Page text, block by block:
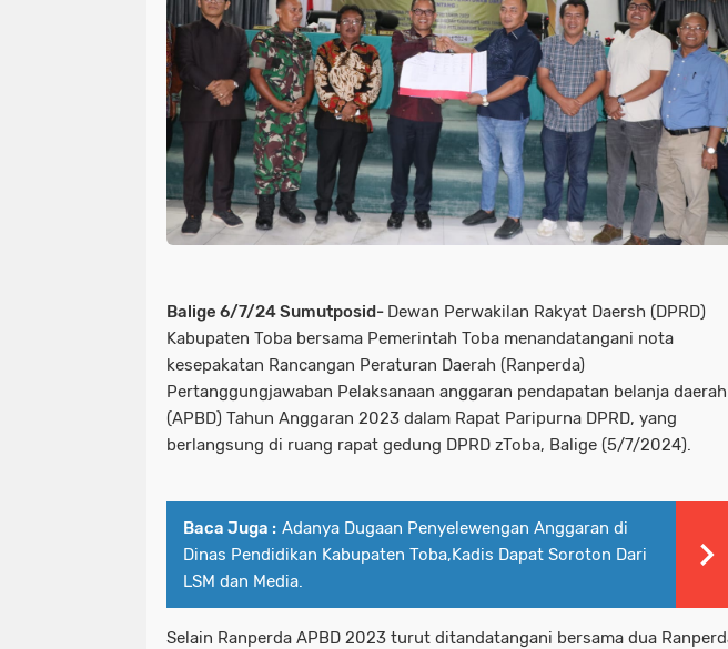
Balige 6/7/24 Sumutposid- Dewan Perwakilan Rakyat Daersh (DPRD)
Kabupaten Toba bersama Pemerintah Toba menandatangani nota
kesepakatan Rancangan Peraturan Daerah (Ranperda)
Pertanggungjawaban Pelaksanaan anggaran pendapatan belanja daerah
(APBD) Tahun Anggaran 2023 dalam Rapat Paripurna DPRD, yang
berlangsung di ruang rapat gedung DPRD zToba, Balige (5/7/2024).
Baca Juga : Adanya Dugaan Penyelewengan Anggaran di
Dinas Pendidikan Kabupaten Toba,Kadis Dapat Soroton Dari
LSM dan Media.
Selain Ranperda APBD 2023 turut ditandatangani bersama dua